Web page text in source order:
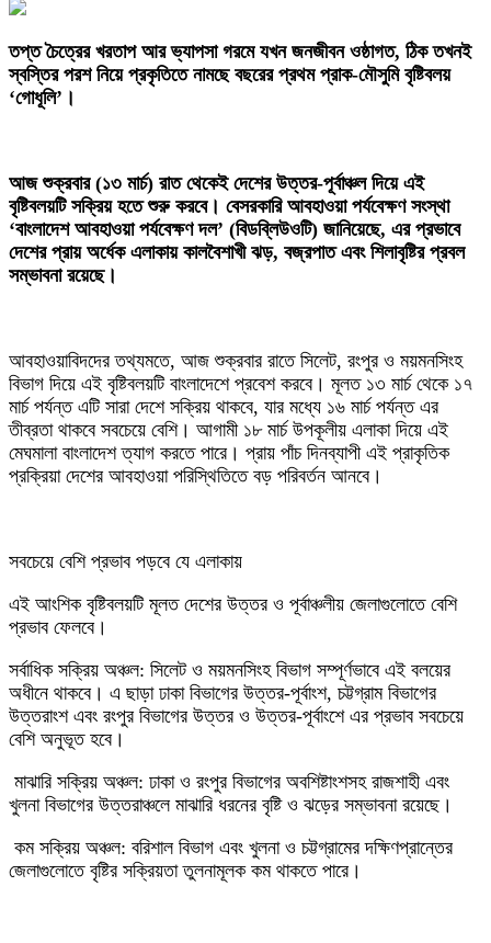
‎তপ্ত চৈত্রের খরতাপ আর ভ্যাপসা গরমে যখন জনজীবন ওষ্ঠাগত, ঠিক তখনই
স্বস্তির পরশ নিয়ে প্রকৃতিতে নামছে বছরের প্রথম প্রাক-মৌসুমি বৃষ্টিবলয়
‘গোধূলি’।
আজ শুক্রবার (১৩ মার্চ) রাত থেকেই দেশের উত্তর-পূর্বাঞ্চল দিয়ে এই
বৃষ্টিবলয়টি সক্রিয় হতে শুরু করবে। বেসরকারি আবহাওয়া পর্যবেক্ষণ সংস্থা
‘বাংলাদেশ আবহাওয়া পর্যবেক্ষণ দল’ (বিডব্লিউওটি) জানিয়েছে, এর প্রভাবে
দেশের প্রায় অর্ধেক এলাকায় কালবৈশাখী ঝড়, বজ্রপাত এবং শিলাবৃষ্টির প্রবল
সম্ভাবনা রয়েছে।
‎আবহাওয়াবিদদের তথ্যমতে, আজ শুক্রবার রাতে সিলেট, রংপুর ও ময়মনসিংহ
বিভাগ দিয়ে এই বৃষ্টিবলয়টি বাংলাদেশে প্রবেশ করবে। মূলত ১৩ মার্চ থেকে ১৭
মার্চ পর্যন্ত এটি সারা দেশে সক্রিয় থাকবে, যার মধ্যে ১৬ মার্চ পর্যন্ত এর
তীব্রতা থাকবে সবচেয়ে বেশি। আগামী ১৮ মার্চ উপকূলীয় এলাকা দিয়ে এই
মেঘমালা বাংলাদেশ ত্যাগ করতে পারে। প্রায় পাঁচ দিনব্যাপী এই প্রাকৃতিক
প্রক্রিয়া দেশের আবহাওয়া পরিস্থিতিতে বড় পরিবর্তন আনবে।
‎সবচেয়ে বেশি প্রভাব পড়বে যে এলাকায়
‎এই আংশিক বৃষ্টিবলয়টি মূলত দেশের উত্তর ও পূর্বাঞ্চলীয় জেলাগুলোতে বেশি
প্রভাব ফেলবে।
সর্বাধিক সক্রিয় অঞ্চল: সিলেট ও ময়মনসিংহ বিভাগ সম্পূর্ণভাবে এই বলয়ের
অধীনে থাকবে। এ ছাড়া ঢাকা বিভাগের উত্তর-পূর্বাংশ, চট্টগ্রাম বিভাগের
উত্তরাংশ এবং রংপুর বিভাগের উত্তর ও উত্তর-পূর্বাংশে এর প্রভাব সবচেয়ে
বেশি অনুভূত হবে।
‎ মাঝারি সক্রিয় অঞ্চল: ঢাকা ও রংপুর বিভাগের অবশিষ্টাংশসহ রাজশাহী এবং
খুলনা বিভাগের উত্তরাঞ্চলে মাঝারি ধরনের বৃষ্টি ও ঝড়ের সম্ভাবনা রয়েছে।
‎ কম সক্রিয় অঞ্চল: বরিশাল বিভাগ এবং খুলনা ও চট্টগ্রামের দক্ষিণপ্রান্তের
জেলাগুলোতে বৃষ্টির সক্রিয়তা তুলনামূলক কম থাকতে পারে।